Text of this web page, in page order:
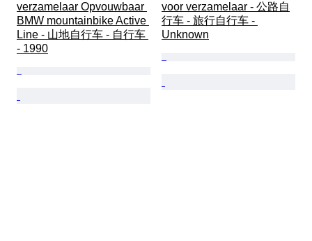
verzamelaar Opvouwbaar
BMW mountainbike Active
Line - 山地自行车 - 自行车
- 1990
voor verzamelaar - 公路自
行车 - 旅行自行车 -
Unknown